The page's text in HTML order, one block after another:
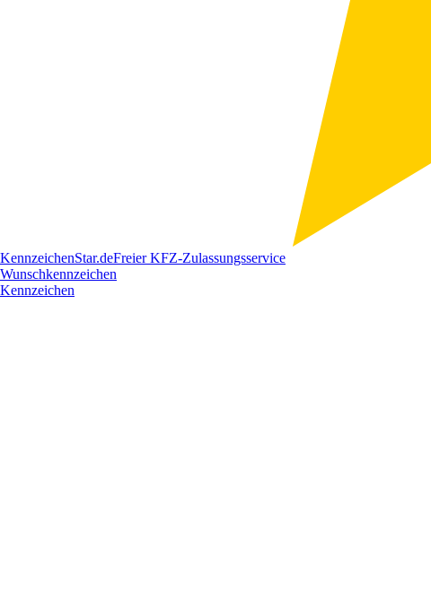
KennzeichenStar.deFreier KFZ-Zulassungsservice
Wunschkennzeichen
Kennzeichen